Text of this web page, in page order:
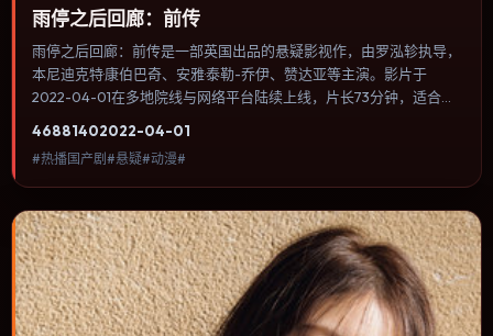
雨停之后回廊：前传
雨停之后回廊：前传是一部英国出品的悬疑影视作，由罗泓轸执导，
本尼迪克特·康伯巴奇、安雅·泰勒-乔伊、赞达亚等主演。影片于
2022-04-01在多地院线与网络平台陆续上线，片长73分钟，适合喜
选择与情节推进，节奏与视听语言统一，可作为休闲观影或类型片补
片的选择。
46881402022-04-01
#热播国产剧#悬疑#动漫#